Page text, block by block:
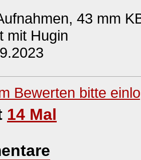
43 mm
mit Hugin
Bewerten bitte
14 Mal